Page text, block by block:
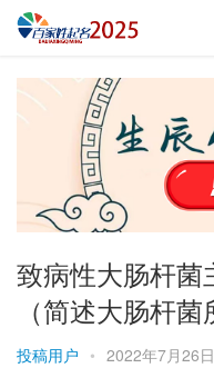
致病性大肠杆菌
（简述大肠杆菌
投稿用户 • 2022年7月26